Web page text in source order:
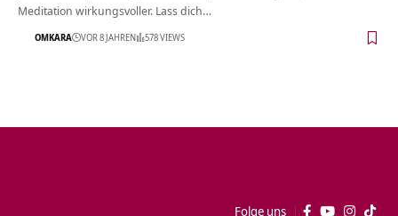
Meditation wirkungsvoller. Lass dich…
OMKARA VOR 8 JAHREN 578 VIEWS
Folge uns